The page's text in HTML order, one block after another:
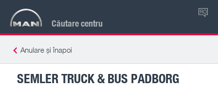
Căutare centru
RO
Anulare și înapoi
SEMLER TRUCK & BUS PADBORG